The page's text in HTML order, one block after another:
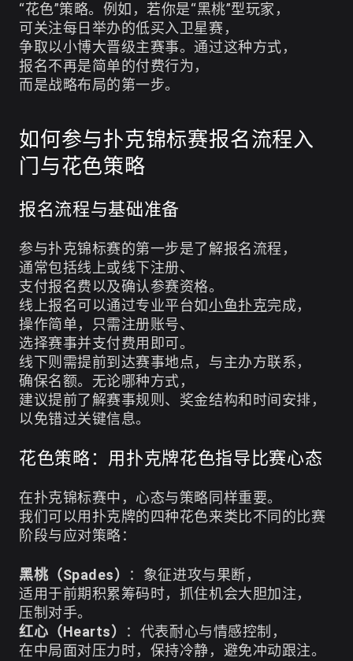
“花色”策略。例如，若你是“黑桃”型玩家，
可关注每日举办的低买入卫星赛，
争取以小博大晋级主赛事。通过这种方式，
报名不再是简单的付费行为，
而是战略布局的第一步。
如何参与扑克锦标赛报名流程入
门与花色策略
报名流程与基础准备
参与扑克锦标赛的第一步是了解报名流程，
通常包括线上或线下注册、
支付报名费以及确认参赛资格。
线上报名可以通过专业平台如小鱼扑克完成，
操作简单，只需注册账号、
选择赛事并支付费用即可。
线下则需提前到达赛事地点，与主办方联系，
确保名额。无论哪种方式，
建议提前了解赛事规则、奖金结构和时间安排，
以免错过关键信息。
花色策略：用扑克牌花色指导比赛心态
在扑克锦标赛中，心态与策略同样重要。
我们可以用扑克牌的四种花色来类比不同的比赛
阶段与应对策略：
黑桃（Spades）
：象征进攻与果断，
适用于前期积累筹码时，抓住机会大胆加注，
压制对手。
红心（Hearts）
：代表耐心与情感控制，
在中局面对压力时，保持冷静，避免冲动跟注。